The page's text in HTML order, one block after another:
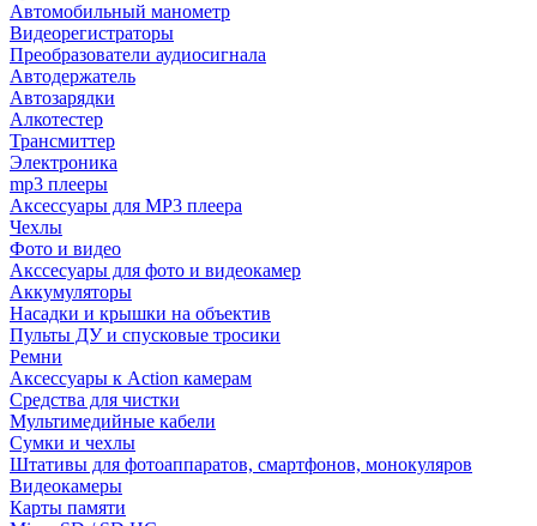
Автомобильный манометр
Видеорегистраторы
Преобразователи аудиосигнала
Автодержатель
Автозарядки
Алкотестер
Трансмиттер
Электроника
mp3 плееры
Аксессуары для MP3 плеера
Чехлы
Фото и видео
Акссесуары для фото и видеокамер
Аккумуляторы
Насадки и крышки на объектив
Пульты ДУ и спусковые тросики
Ремни
Аксессуары к Action камерам
Средства для чистки
Мультимедийные кабели
Сумки и чехлы
Штативы для фотоаппаратов, смартфонов, монокуляров
Видеокамеры
Карты памяти